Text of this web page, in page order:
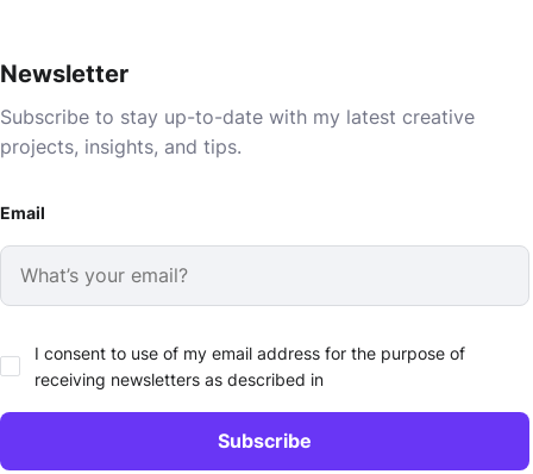
Newsletter
Subscribe to stay up-to-date with my latest creative
projects, insights, and tips.
Email
I consent to use of my email address for the purpose of
receiving newsletters as described in